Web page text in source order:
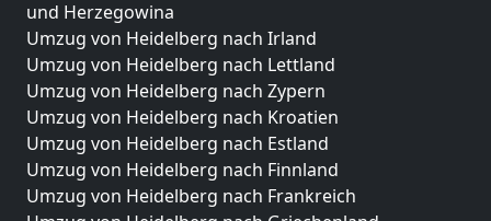
und Herzegowina
Umzug von Heidelberg nach Irland
Umzug von Heidelberg nach Lettland
Umzug von Heidelberg nach Zypern
Umzug von Heidelberg nach Kroatien
Umzug von Heidelberg nach Estland
Umzug von Heidelberg nach Finnland
Umzug von Heidelberg nach Frankreich